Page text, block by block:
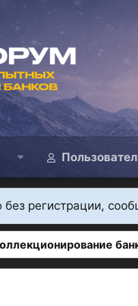
регистрации,